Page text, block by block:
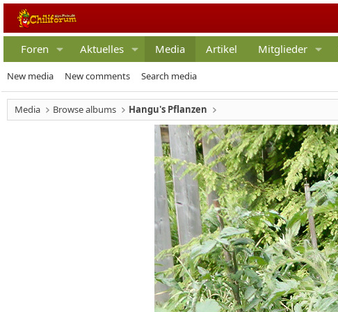
Foren Aktuelles Media Artikel Mitglieder
New media New comments Search media
Media Browse albums Hangu's Pflanzen